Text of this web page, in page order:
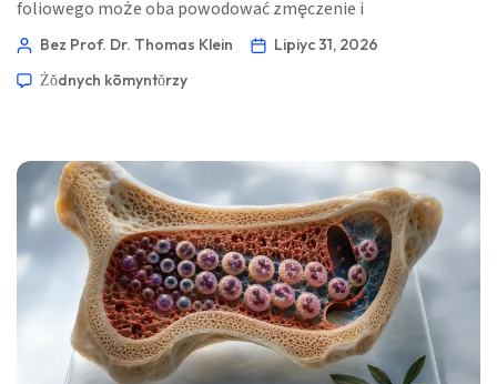
foliowego może oba powodować zmęczenie i
niedokrwistość makrocytarną, ale tylko niedobór B12
krokiem jest wspólna interpretacja CBC, B12, kwasu
Opublikowano: […]
Bez Prof. Dr. Thomas Klein
Lipiyc 31, 2026
Żŏdnych kōmyntŏrzy